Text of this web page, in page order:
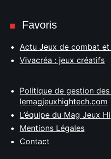
Favoris
Actu Jeux de combat
Vivacréa : jeux créatifs
Politique de gestion
lemagjeuxhightech.com
L’équipe du Mag Jeux
Mentions Légales
Contact